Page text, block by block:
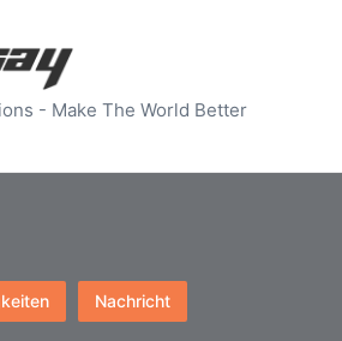
- Make The World Better
Nachricht